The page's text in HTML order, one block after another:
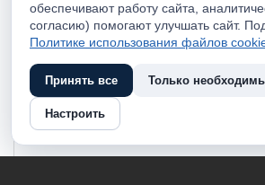
обеспечивают работу сайта,
согласию) помогают улучшать сайт.
Политике использования файлов
Принять все Только
Настроить